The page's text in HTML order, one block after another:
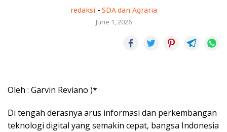
redaksi - SDA dan Agraria
June 1, 2026
Oleh : Garvin Reviano )*
Di tengah derasnya arus informasi dan perkembangan
teknologi digital yang semakin cepat, bangsa Indonesia